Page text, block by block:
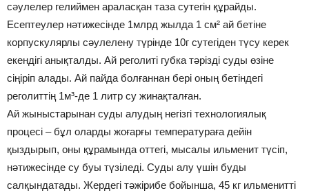
сәулелер гелиймен араласқан таза сутегін құрайды.
Есептеулер нәтижесінде 1млрд жылда 1 см² ай бетіне
корпускулярлы сәулелену түрінде 10г сутегіден түсу керек
екендігі анықталды. Ай реголиті губка тәрізді суды өзіне
сіңіріп алады. Ай пайда болғаннан бері оның бетіндегі
реголиттің 1м³-де 1 литр су жинақталған.
Ай жыныстарынан суды алудың негізгі технологиялық
процесі – бұл оларды жоғарғы температураға дейін
қыздырып, оны құрамында оттегі, мысалы ильменит түсіп,
нәтижесінде су буы түзіледі. Суды алу үшін буды
салқындатады. Жердегі тәжірибе бойынша, 45 кг ильменитті